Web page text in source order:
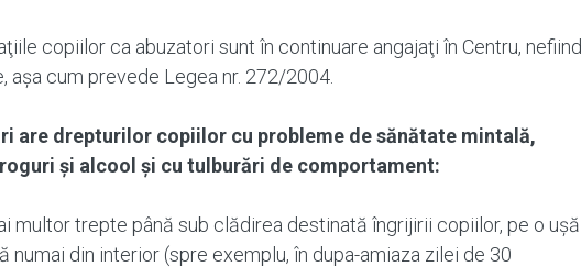
copiilor ca abuzatori sunt în continuare angajaţi în Centru, nefiind
cum prevede Legea nr. 272/2004.
are drepturilor copiilor cu probleme de sănătate mintală,
şi alcool şi cu tulburări de comportament:
multor trepte până sub clădirea destinată îngrijirii copiilor, pe o uşă
din interior (spre exemplu, în dupa-amiaza zilei de 30